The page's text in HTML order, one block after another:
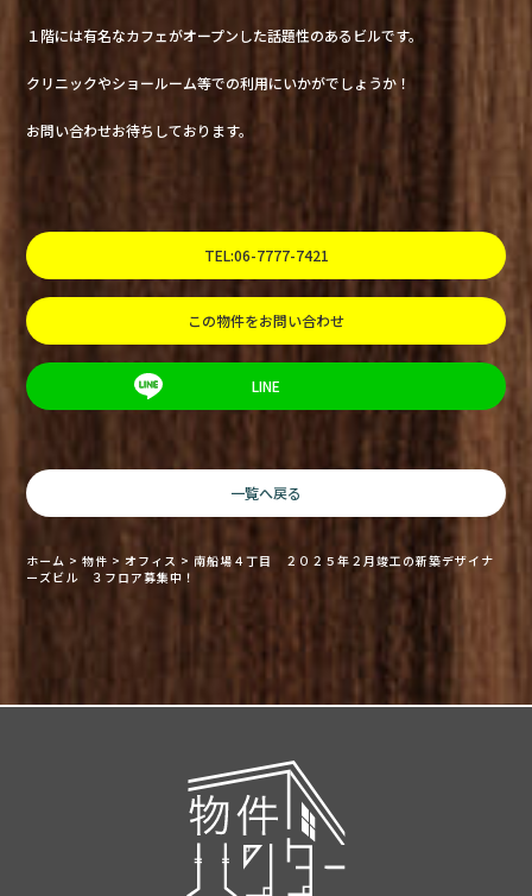
１階には有名なカフェがオープンした話題性のあるビルです。
クリニックやショールーム等での利用にいかがでしょうか！
お問い合わせお待ちしております。
TEL:06-7777-7421
この物件をお問い合わせ
LINE
一覧へ戻る
ホーム >物件 >オフィス > 南船場４丁目 ２０２５年２月竣工の新築デザイナ
ーズビル ３フロア募集中！